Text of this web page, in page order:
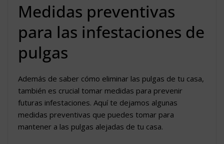
Medidas preventivas
para las infestaciones de
pulgas
Además de saber cómo eliminar las pulgas de tu casa,
también es crucial tomar medidas para prevenir
futuras infestaciones. Aquí te dejamos algunas
medidas preventivas que puedes tomar para
mantener a las pulgas alejadas de tu casa.